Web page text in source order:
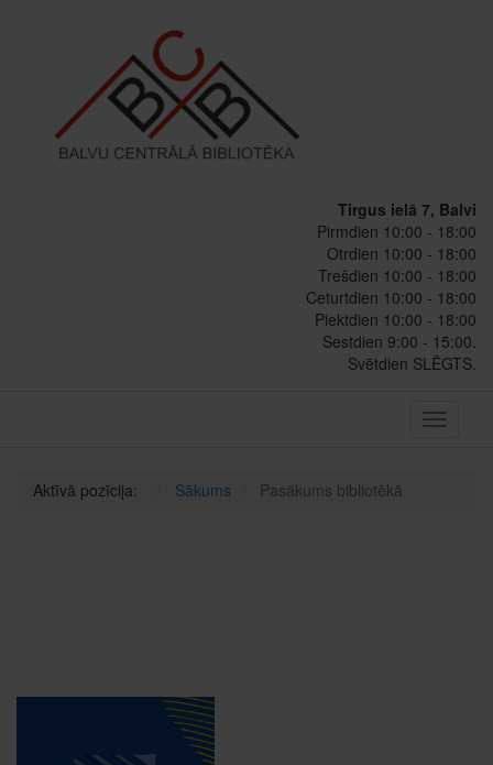
Tirgus ielā 7, Balvi
Pirmdien 10:00 - 18:00
Otrdien 10:00 - 18:00
Trešdien 10:00 - 18:00
Ceturtdien 10:00 - 18:00
Piektdien 10:00 - 18:00
Sestdien 9:00 - 15:00.
Svētdien SLĒGTS.
Toggle
Aktīvā pozīcija: Sākums Pasākums bibliotēkā